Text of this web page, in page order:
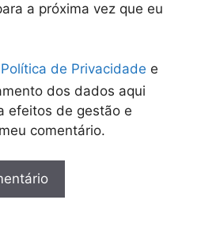
a próxima vez que eu
Política de Privacidade e
dos dados aqui
efeitos de gestão e
comentário.